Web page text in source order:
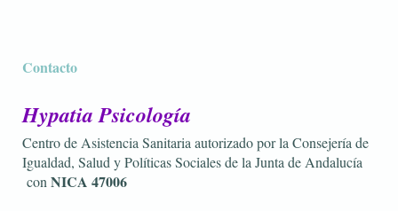
Contacto
Hypatia Psicología
Centro de Asistencia Sanitaria autorizado por la Consejería de
Igualdad, Salud y Políticas Sociales de la Junta de Andalucía
con NICA 47006